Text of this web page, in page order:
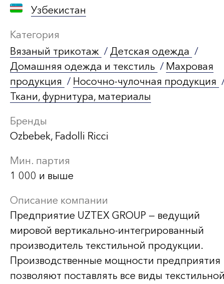
Узбекистан
Категория
Вязаный трикотаж / Детская одежда /
Домашняя одежда и текстиль / Махровая
продукция / Носочно-чулочная продукция
Ткани, фурнитура, материалы
Бренды
Ozbebek, Fadolli Ricci
Мин. партия
1 000 и выше
Описание компании
Предприятие UZTEX GROUP — ведущий
мировой вертикально-интегрированный
производитель текстильной продукции.
Производственные мощности предприятия
позволяют поставлять все виды